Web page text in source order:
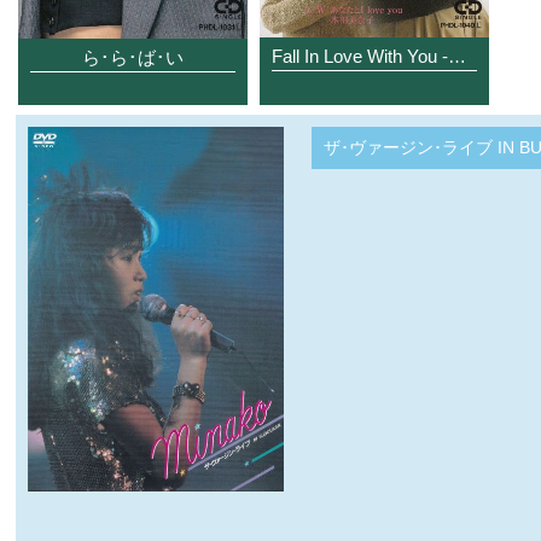
ら･ら･ば･い Fall In Love With You -恋に落ちて-